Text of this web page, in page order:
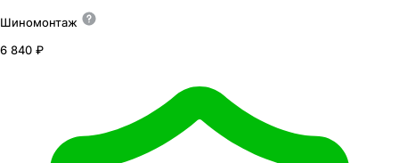
Шиномонтаж
6 840 ₽